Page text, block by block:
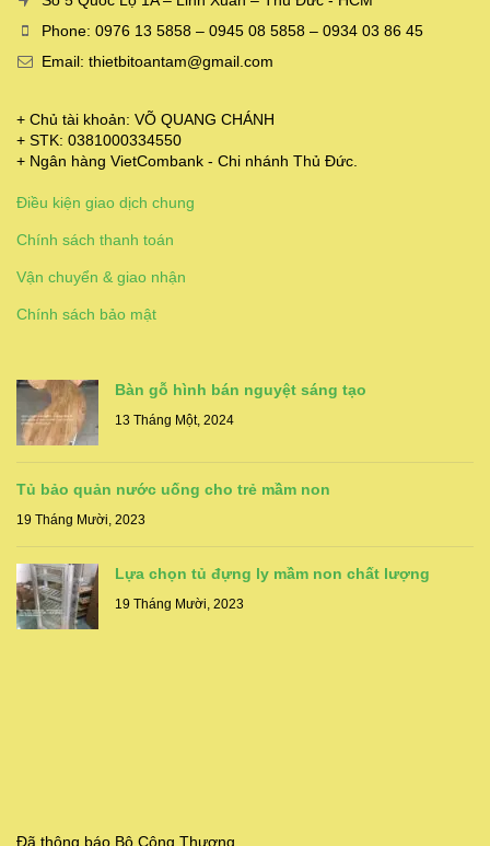
Phone: 0976 13 5858 – 0945 08 5858 – 0934 03 86 45
Email: thietbitoantam@gmail.com
+ Chủ tài khoản: VÕ QUANG CHÁNH
+ STK: 0381000334550
+ Ngân hàng VietCombank - Chi nhánh Thủ Đức.
Điều kiện giao dịch chung
Chính sách thanh toán
Vận chuyển & giao nhận
Chính sách bảo mật
Bàn gỗ hình bán nguyệt sáng tạo
13 Tháng Một, 2024
Tủ bảo quản nước uống cho trẻ mầm non
19 Tháng Mười, 2023
Lựa chọn tủ đựng ly mầm non chất lượng
19 Tháng Mười, 2023
Đã thông báo Bộ Công Thương